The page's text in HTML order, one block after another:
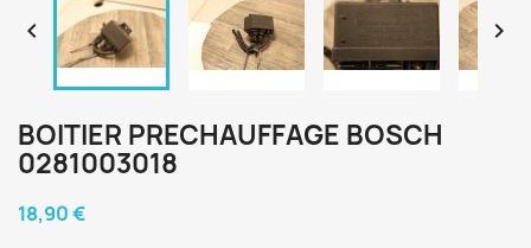
 
BOITIER PRECHAUFFAGE BOSCH
0281003018
18,90 €